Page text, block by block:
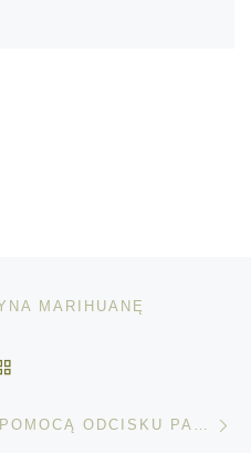
MARIHUANĘ
TEST NARKOTYKOWY ZA POMOCĄ ODCISKU PALCA